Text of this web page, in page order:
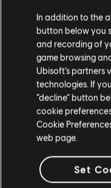
en nuestro objetivo
jugadores en Rainbow
In addition to the
button below you
and recording of
game browsing
Ubisoft’s partners
technologies. If
“decline” button
cookie
Cookie
web page.
Set